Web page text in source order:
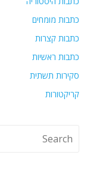
כתבות מומחים
כתבות קצרות
כתבות ראשיות
סקירות תשתית
קריקטורות